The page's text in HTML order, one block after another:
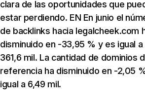
clara de las oportunidades que
estar perdiendo. EN En junio el
de backlinks hacia legalcheek.com
disminuido en -33,95 % y es igual a
361,6 mil. La cantidad de dominios
referencia ha disminuido en -2,05
igual a 6,49 mil.